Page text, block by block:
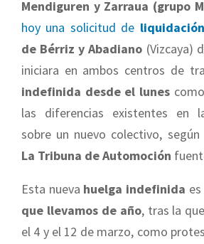
Mendiguren y Zarraua (grupo
hoy una solicitud de liquidación
de Bérriz y Abadiano (Vizcaya)
iniciara en ambos centros de
indefinida desde el lunes
las diferencias existentes en
sobre un nuevo colectivo,
La Tribuna de Automoción
Esta nueva huelga indefinida es
que llevamos de año, tras la
el 4 y el 12 de marzo, como